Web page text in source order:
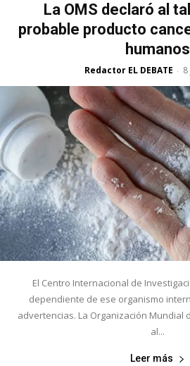
La OMS declaró al
probable producto
humanos
Redactor EL DEBATE -
El Centro Internacional de
dependiente de ese organismo
advertencias. La Organización Mundial
al...
Leer más